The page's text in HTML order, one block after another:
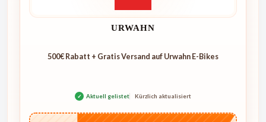
URWAHN
500€ Rabatt + Gratis Versand auf Urwahn E-Bikes
✓ Aktuell gelistet Kürzlich aktualisiert